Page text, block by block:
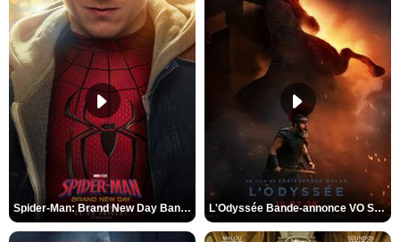
Spider-Man: Brand New Day Bande-annonce VO STFR L'Odyssée Bande-annonce VO STFR